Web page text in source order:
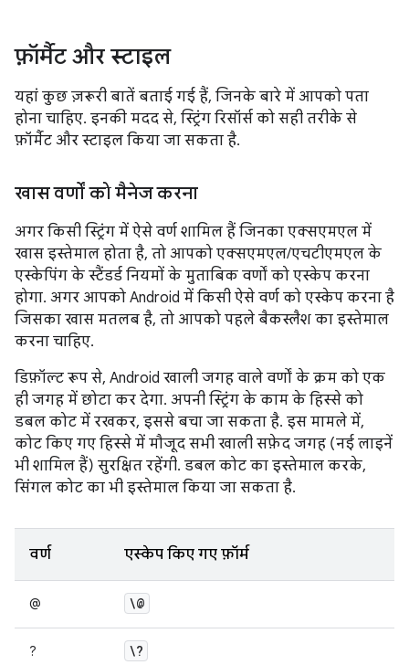
फ़ॉर्मैट और स्टाइल
यहां कुछ ज़रूरी बातें बताई गई हैं, जिनके बारे में आपको पता
होना चाहिए. इनकी मदद से, स्ट्रिंग रिसॉर्स को सही तरीके से
फ़ॉर्मैट और स्टाइल किया जा सकता है.
खास वर्णों को मैनेज करना
अगर किसी स्ट्रिंग में ऐसे वर्ण शामिल हैं जिनका एक्सएमएल में
खास इस्तेमाल होता है, तो आपको एक्सएमएल/एचटीएमएल के
एस्केपिंग के स्टैंडर्ड नियमों के मुताबिक वर्णों को एस्केप करना
होगा. अगर आपको Android में किसी ऐसे वर्ण को एस्केप करना है
जिसका खास मतलब है, तो आपको पहले बैकस्लैश का इस्तेमाल
करना चाहिए.
डिफ़ॉल्ट रूप से, Android खाली जगह वाले वर्णों के क्रम को एक
ही जगह में छोटा कर देगा. अपनी स्ट्रिंग के काम के हिस्से को
डबल कोट में रखकर, इससे बचा जा सकता है. इस मामले में,
कोट किए गए हिस्से में मौजूद सभी खाली सफ़ेद जगह (नई लाइनें
भी शामिल हैं) सुरक्षित रहेंगी. डबल कोट का इस्तेमाल करके,
सिंगल कोट का भी इस्तेमाल किया जा सकता है.
वर्ण एस्केप किए गए फ़ॉर्म
@ \@
? \?